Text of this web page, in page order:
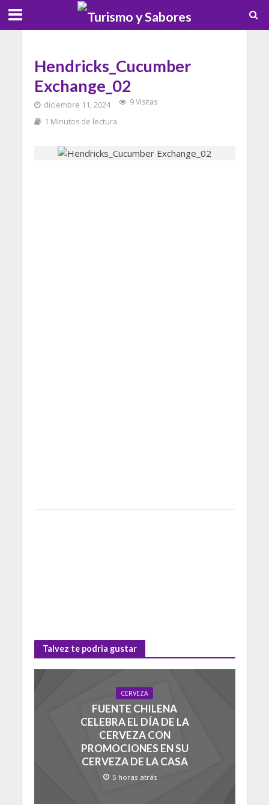
Hendricks_Cucumber
Exchange_02
diciembre 11, 2024
9 Visitas
1 Minutos de lectura
Talvez te podria gustar
CERVEZA
FUENTE CHILENA
CELEBRA EL DÍA DE LA
CERVEZA CON
PROMOCIONES EN SU
CERVEZA DE LA CASA
5 horas atrás